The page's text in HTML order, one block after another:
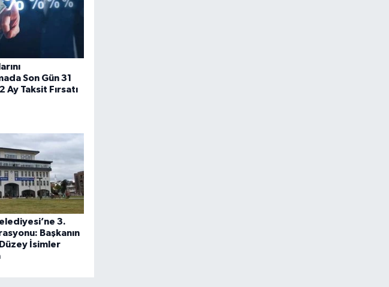
Son Gün 31
Ay Taksit Fırsatı
3.
Başkanın
Düzey İsimler